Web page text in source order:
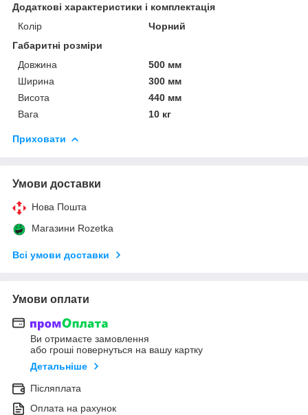
Додаткові характеристики і комплектація
Колір
Чорний
Габаритні розміри
Довжина
500 мм
Ширина
300 мм
Висота
440 мм
Вага
10 кг
Приховати
Умови доставки
Нова Пошта
Магазини Rozetka
Всі умови доставки
Умови оплати
Ви отримаєте замовлення
або гроші повернуться на вашу картку
Детальніше
Післяплата
Оплата на рахунок